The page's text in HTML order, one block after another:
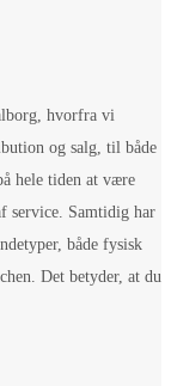
hvorfra vi
og salg, til både
hele tiden at være
service. Samtidig har
både fysisk
Det betyder, at du